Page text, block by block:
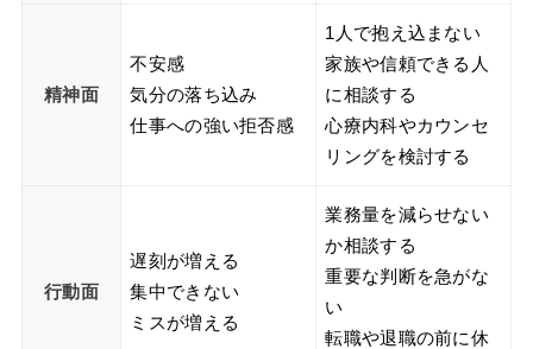
精神面
不安感
気分の落ち込み
仕事への強い拒否感
1人で抱え込まない
家族や信頼できる人
に相談する
心療内科やカウンセ
リングを検討する
行動面
遅刻が増える
集中できない
ミスが増える
業務量を減らせない
か相談する
重要な判断を急がな
い
転職や退職の前に休